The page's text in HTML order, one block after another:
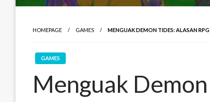
HOMEPAGE GAMES MENGUAK DEMON TIDES: ALASAN
GAMES
Menguak